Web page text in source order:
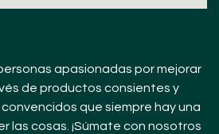
apasionadas por mejorar
de productos consientes y
que siempre hay una
las cosas. ¡Súmate con nosotros